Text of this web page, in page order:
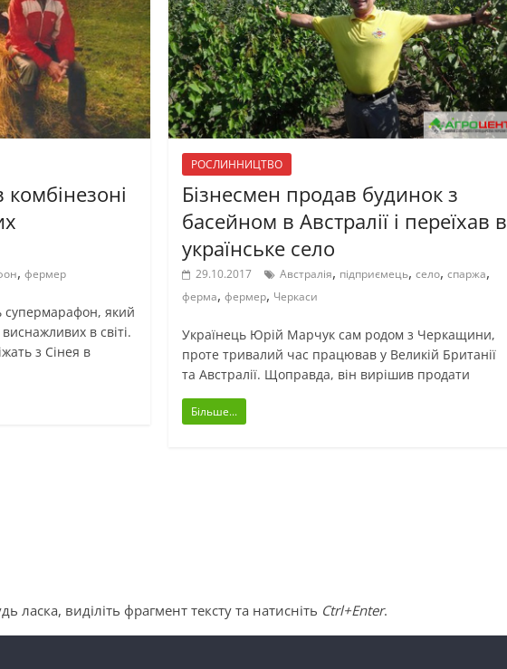
, фермер
супермарафон, який
в світі.
з Сінея в
РОСЛИННИЦТВО
Бізнесмен продав будинок з
басейном в Австралії і переїхав в
українське село
29.10.2017 Австралія, підприємець,село,спаржа,
ферма,фермер, Черкаси
Українець Юрій Марчук сам родом з Черкащини,
проте тривалий час працював у Великій Британії
та Австралії. Щоправда, він вирішив продати
Більше...
виділіть фрагмент тексту та натисніть Ctrl+Enter.